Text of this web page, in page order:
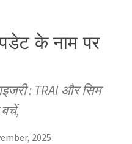
के नाम पर
: TRAI और सिम
बचें,
2025